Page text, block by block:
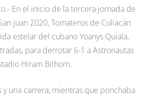
En el inicio de la tercera jornada de
juan 2020, Tomateros de Culiacán
estelar del cubano Yoanys Quiala,
para derrotar 6-1 a Astronautas
Hiram Bithorn.
y una carrera, mientras que ponchaba